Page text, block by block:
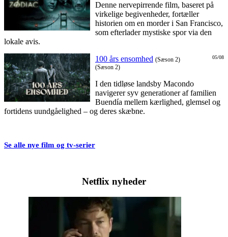
Denne nervepirrende film, baseret på
virkelige begivenheder, fortæller
historien om en morder i San Francisco,
som efterlader mystiske spor via den
lokale avis.
05/08
100 års ensomhed (Sæson 2)
(Sæson 2)
I den tidløse landsby Macondo
navigerer syv generationer af familien
Buendía mellem kærlighed, glemsel og
fortidens uundgåelighed – og deres skæbne.
Se alle nye film og tv-serier
Netflix nyheder